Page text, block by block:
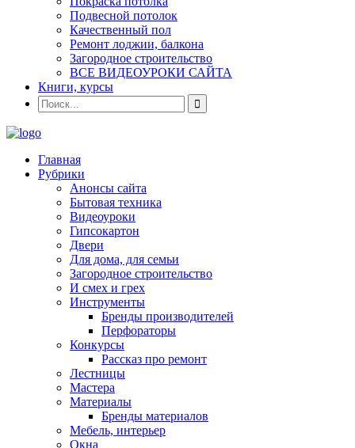
Подвесной потолок
Качественный пол
Ремонт лоджии, балкона
Загородное строительство
ВСЕ ВИДЕОУРОКИ САЙТА
Книги, курсы
Главная
Рубрики
Анонсы сайта
Бытовая техника
Видеоуроки
Гипсокартон
Двери
Для дома, для семьи
Загородное строительство
И смех и грех
Инструменты
Бренды производителей
Перфораторы
Конкурсы
Рассказ про ремонт
Лестницы
Мастера
Материалы
Бренды материалов
Мебель, интерьер
Окна